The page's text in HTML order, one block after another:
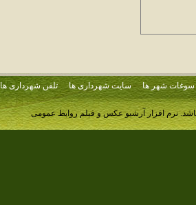
سوغات شهر ها سایت شهرداری ها تلفن شهرداری ها
نرم افزار آرشیو عکس و فیلم روابط عمومی